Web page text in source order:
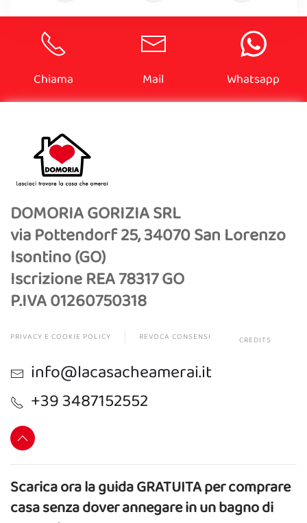
Chiama Mail Whatsapp
DOMORIA GORIZIA SRL
via Pottendorf 25, 34070 San Lorenzo
Isontino (GO)
Iscrizione REA 78317 GO
P.IVA 01260750318
PRIVACY E COOKIE POLICY REVOCA CONSENSI CREDITS
info@lacasacheamerai.it
+39 3487152552
Scarica ora la guida GRATUITA per comprare
casa senza dover annegare in un bagno di